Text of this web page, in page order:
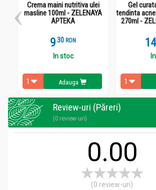
Crema maini nutritiva ulei
masline 100ml - ZELENAYA
APTEKA
9.3 RON
In stoc
Adauga
Gel
tendinta
270ml -
14
Review-uri (Păreri)
(0 review-uri)
0.00
(0 review-uri)